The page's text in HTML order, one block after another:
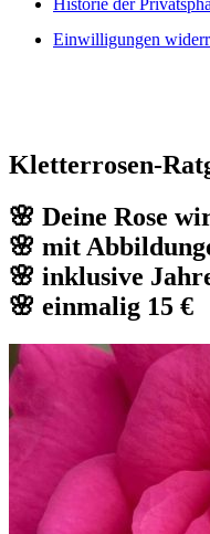
Einwilligungen
Kletterrosen-
🌸 Deine Rose
🌸 mit
🌸 inklusive
🌸 einmalig 15 €